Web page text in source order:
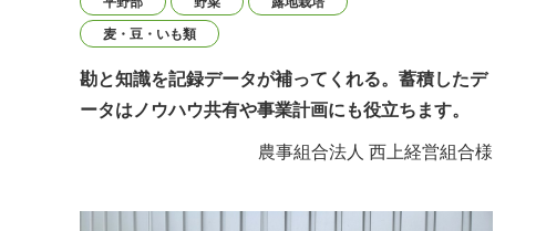
勘と知識を記録データが補ってくれる。蓄積したデ
ータはノウハウ共有や事業計画にも役立ちます。
農事組合法人 西上経営組合様
麦・豆・いも類